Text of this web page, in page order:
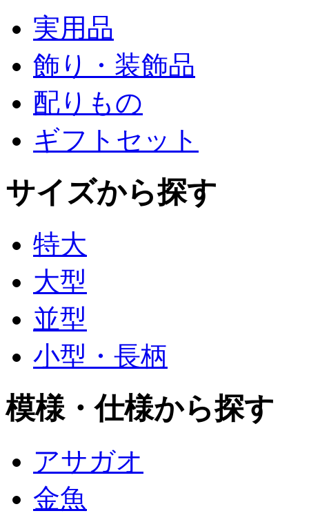
実用品
飾り・装飾品
配りもの
ギフトセット
サイズから探す
特大
大型
並型
小型・長柄
模様・仕様から探す
アサガオ
金魚